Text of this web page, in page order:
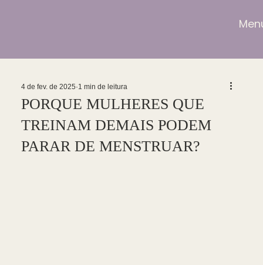
PORQUE MULHERES QUE
TREINAM DEMAIS PODEM
PARAR DE MENSTRUAR?
4 de fev. de 2025 1 min de leitura